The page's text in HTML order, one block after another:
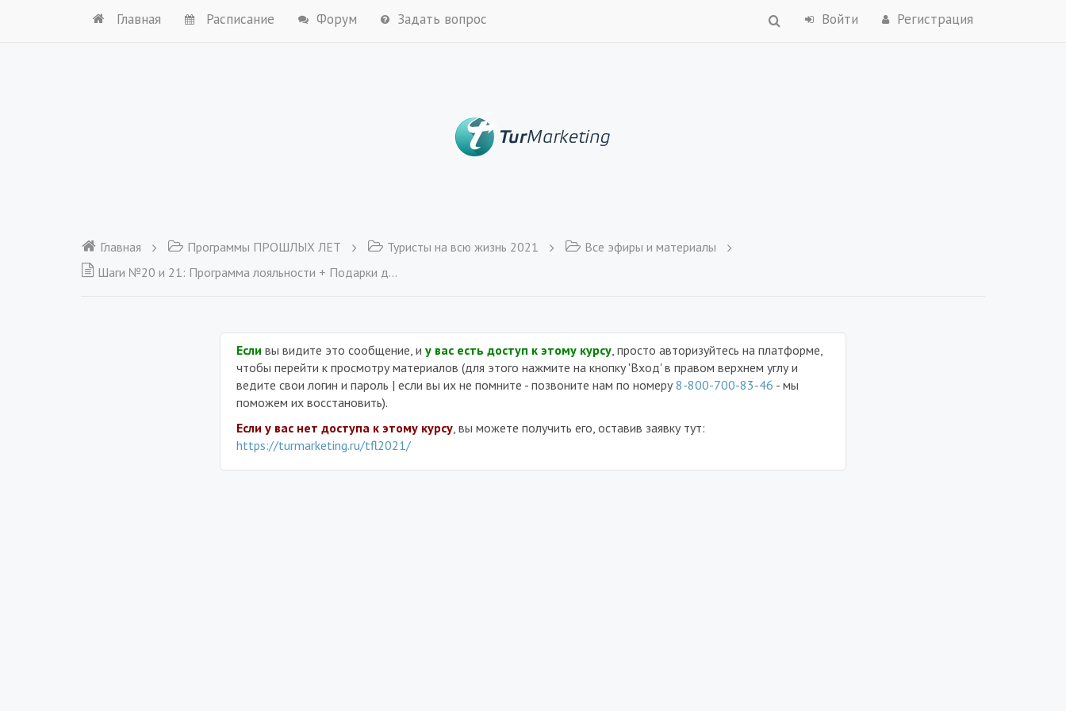
Главная Расписание Форум Задать вопрос Войти Регистрация
Главная Программы ПРОШЛЫХ ЛЕТ Туристы на всю жизнь 2021
Все эфиры и материалы
Шаги №20 и 21: Программа лояльности + Подарки для туристов
Если вы видите это сообщение, и у вас есть доступ к этому курсу, просто авторизуйтесь на платформе,
чтобы перейти к просмотру материалов (для этого нажмите на кнопку 'Вход' в правом верхнем углу и
ведите свои логин и пароль | если вы их не помните - позвоните нам по номеру8-800-700-83-46 - мы
поможем их восстановить).
Если у вас нет доступа к этому курсу, вы можете получить его, оставив заявку тут:
https://turmarketing.ru/tfl2021/